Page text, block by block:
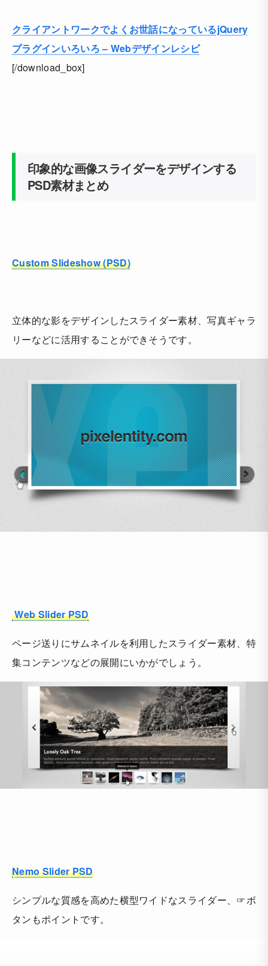
クライアントワークでよくお世話になっているjQuery
プラグインいろいろ – Webデザインレシピ
[/download_box]
印象的な画像スライダーをデザインする
PSD素材まとめ
Custom Slideshow (PSD)
立体的な影をデザインしたスライダー素材、写真ギャラ
リーなどに活用することができそうです。
Web Slider PSD
ページ送りにサムネイルを利用したスライダー素材、特
集コンテンツなどの展開にいかがでしょう。
Nemo Slider PSD
シンプルな質感を高めた横型ワイドなスライダー、☞ボ
タンもポイントです。